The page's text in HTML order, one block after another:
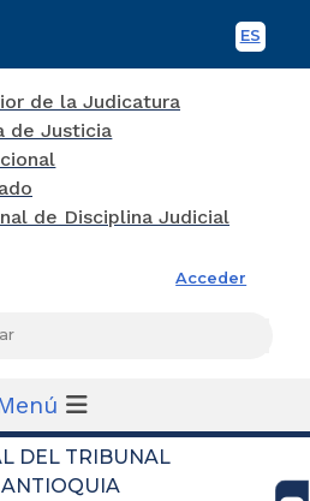
ES
Acceder
DEL TRIBUNAL